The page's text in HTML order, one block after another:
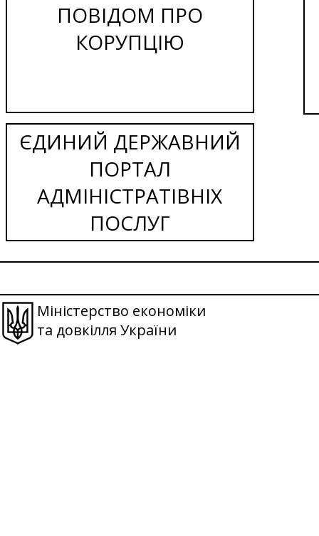
ПОВІДОМ ПРО
КОРУПЦІЮ
ЄДИНИЙ ДЕРЖАВНИЙ
ПОРТАЛ
АДМІНІСТРАТІВНІХ
ПОСЛУГ
Міністерство економіки
та довкілля України